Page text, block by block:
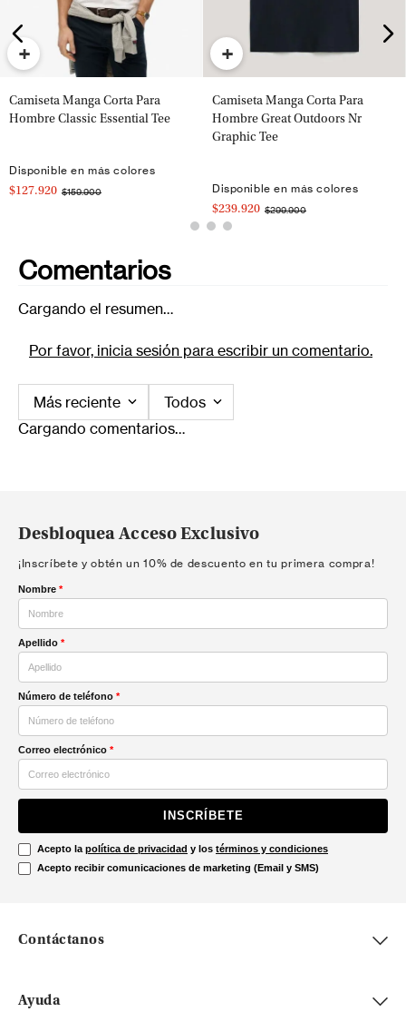
+
Camiseta Manga Corta Para
Hombre Classic Essential Tee
Disponible en más colores
$127.920 $159.900
+
Camiseta Manga Corta Para
Hombre Great Outdoors Nr
Graphic Tee
Disponible en más colores
$239.920 $299.900
Comentarios
Cargando el resumen…
Por favor, inicia sesión para escribir un comentario.
Más reciente
Todos
Cargando comentarios…
Desbloquea Acceso Exclusivo
¡Inscríbete y obtén un 10% de descuento en tu primera compra!
Nombre *
Apellido *
Número de teléfono *
Correo electrónico *
INSCRÍBETE
Acepto la política de privacidad y los términos y condiciones
Acepto recibir comunicaciones de marketing (Email y SMS)
Contáctanos
Ayuda